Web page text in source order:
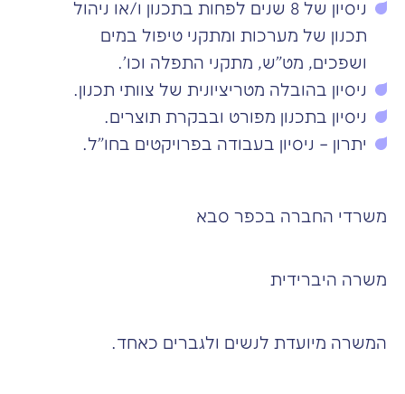
ניסיון של 8 שנים לפחות בתכנון ו/או ניהול
תכנון של מערכות ומתקני טיפול במים
ושפכים, מט"ש, מתקני התפלה וכו'.
ניסיון בהובלה מטריציונית של צוותי תכנון.
ניסיון בתכנון מפורט ובבקרת תוצרים.
יתרון – ניסיון בעבודה בפרויקטים בחו"ל.
משרדי החברה בכפר סבא
משרה היברידית
המשרה מיועדת לנשים ולגברים כאחד.